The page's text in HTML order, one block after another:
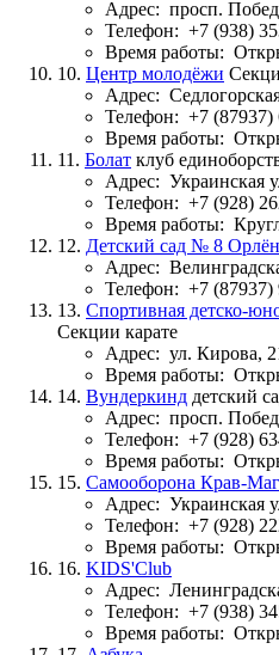
Адрес: просп.
Телефон: +7 (938)
Время работы:
10. Центр молодёжи
Адрес:
Телефон: +7 (87937)
Время работы:
11. Болат клуб
Адрес: Украинская
Телефон: +7 (928)
Время работы:
12. Детский сад № 8
Адрес:
Телефон: +7 (87937)
13. Спортивная детско-
Секции карате
Адрес: ул. Кирова,
Время работы:
14. Вундеркинд детский
Адрес: просп.
Телефон: +7 (928)
Время работы:
15. Самооборона Крав-
Адрес: Украинская
Телефон: +7 (928)
Время работы:
16. KIDS'Club
Адрес:
Телефон: +7 (938)
Время работы: